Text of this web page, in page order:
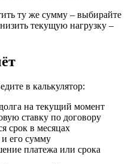
ту же сумму – выбирайте
текущую нагрузку –
в калькулятор:
на текущий момент
ставку по договору
срок в месяцах
и его сумму
платежа или срока